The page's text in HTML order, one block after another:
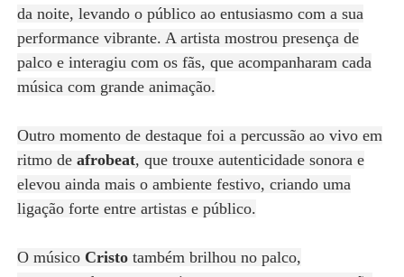
da noite, levando o público ao entusiasmo com a sua
performance vibrante. A artista mostrou presença de
palco e interagiu com os fãs, que acompanharam cada
música com grande animação.
Outro momento de destaque foi a percussão ao vivo em
ritmo de afrobeat, que trouxe autenticidade sonora e
elevou ainda mais o ambiente festivo, criando uma
ligação forte entre artistas e público.
O músico Cristotambém brilhou no palco,